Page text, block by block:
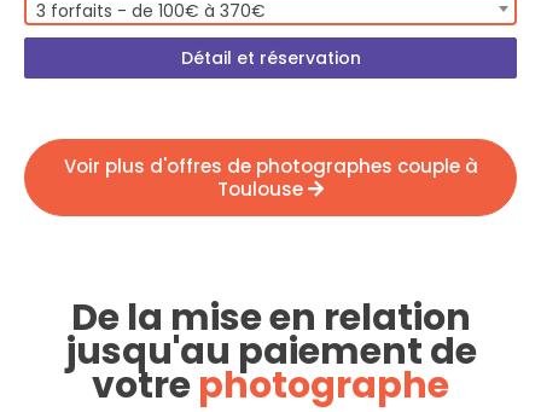
3 forfaits - de 100€ à 370€
Détail et réservation
Voir plus d'offres de photographes couple à
Toulouse
De la mise en relation
jusqu'au paiement de
votrephotographe